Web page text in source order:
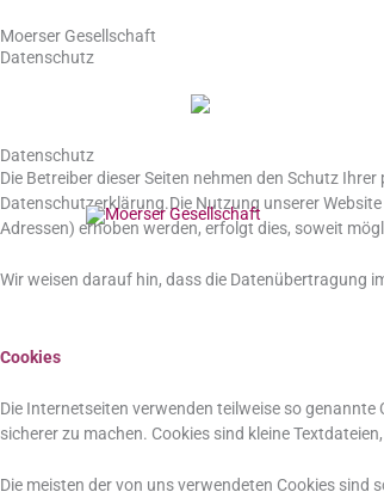
Inhalt
springen
Moerser Gesellschaft
Datenschutz
Datenschutz
Die Betreiber dieser Seiten nehmen den Schutz
Datenschutzerklärung.Die Nutzung unserer
Adressen) erhoben werden, erfolgt dies, soweit
Wir weisen darauf hin, dass die Datenübertragung
Cookies
Die Internetseiten verwenden teilweise so
sicherer zu machen. Cookies sind kleine
Die meisten der von uns verwendeten Cookies sind